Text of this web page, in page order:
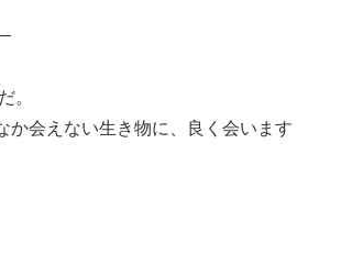
。
か会えない生き物に、良く会います